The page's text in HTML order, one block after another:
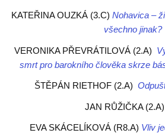
KATEŘINA OUZKÁ (3.C) Nohavica –
všechno jinak?
VERONIKA PŘEVRÁTILOVÁ (2.A)
smrt pro barokního člověka skrze
ŠTĚPÁN RIETHOF (2.A)
JAN RŮŽIČKA (2.A)
EVA SKÁCELÍKOVÁ (R8.A) Vliv